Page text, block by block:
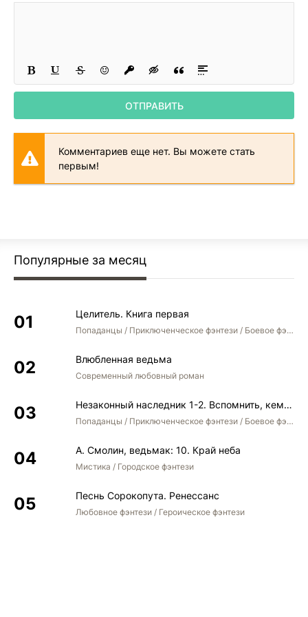
Акт 2, часть 2
Акт 2, часть 4
Акт 2, часть 5
Алмаз Раджи, часть 2
Алмаз Раджи, часть 4
Алмаз Раджи, часть 5
Алмаз Раджи, часть 6
Алмаз Раджи, часть 7
Алмазная гора, часть 1
Алмазная гора, часть 2
Алмазная гора, часть 3
Алмазная гора, часть 4
Алмазная гора, часть 5
Алмазная гора, часть 6
ОТПРАВИТЬ
Комментариев еще нет. Вы можете стать
первым!
Популярные за месяц
Целитель. Книга первая
Попаданцы / Приключенческое фэнтези / Боевое фэнтези
Влюбленная ведьма
Современный любовный роман
Незаконный наследник 1-2. Вспомнить, кем был. Стать собой. Остаться собой
Попаданцы / Приключенческое фэнтези / Боевое фэнтези / Юмористическое фэнтези
А. Смолин, ведьмак: 10. Край неба
Мистика / Городское фэнтези
Песнь Сорокопута. Ренессанс
Любовное фэнтези / Героическое фэнтези